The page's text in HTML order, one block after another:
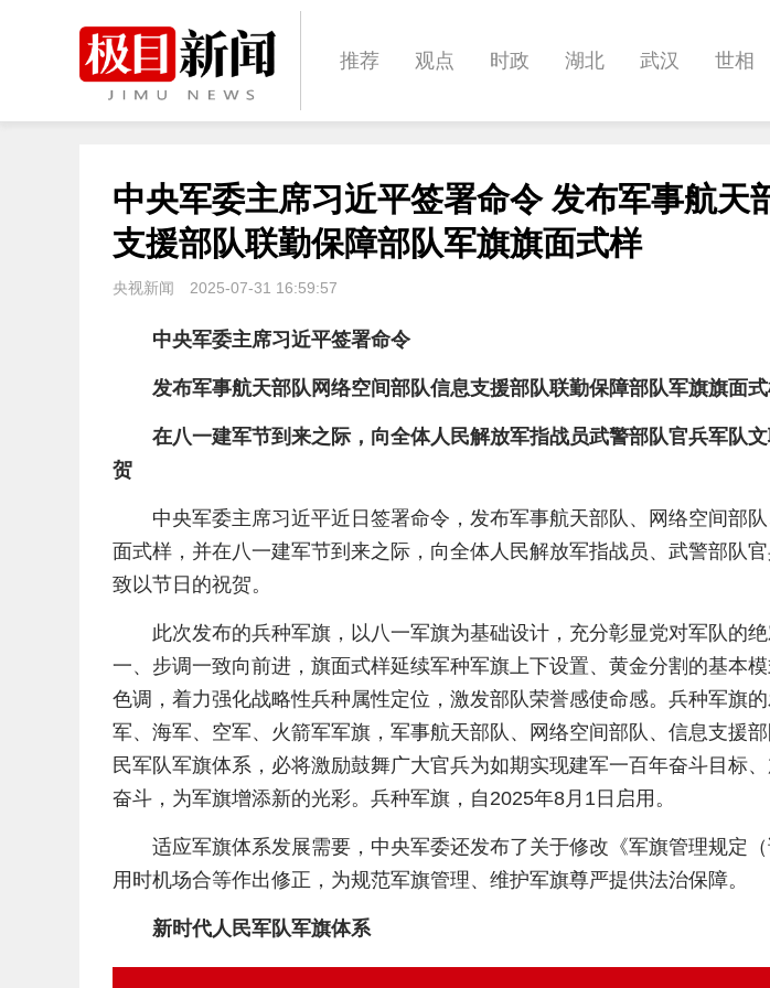
推荐 观点 时政 湖北 武汉 世相
体育 娱乐 影像 帅作文 International
中央军委主席习近平签署命令 发布军事航天
支援部队联勤保障部队军旗旗面式样
央视新闻 2025-07-31 16:59:57
中央军委主席习近平签署命令
发布军事航天部队网络空间部队信息支援部队联勤保障部队军旗旗面
在八一建军节到来之际，向全体人民解放军指战员武警部队官兵军队
贺
中央军委主席习近平近日签署命令，发布军事航天部队、网络空间部
面式样，并在八一建军节到来之际，向全体人民解放军指战员、武警部队
致以节日的祝贺。
此次发布的兵种军旗，以八一军旗为基础设计，充分彰显党对军队的
一、步调一致向前进，旗面式样延续军种军旗上下设置、黄金分割的基本
色调，着力强化战略性兵种属性定位，激发部队荣誉感使命感。兵种军旗
军、海军、空军、火箭军军旗，军事航天部队、网络空间部队、信息支援
民军队军旗体系，必将激励鼓舞广大官兵为如期实现建军一百年奋斗目标
奋斗，为军旗增添新的光彩。兵种军旗，自2025年8月1日启用。
适应军旗体系发展需要，中央军委还发布了关于修改《军旗管理规定
用时机场合等作出修正，为规范军旗管理、维护军旗尊严提供法治保障。
新时代人民军队军旗体系